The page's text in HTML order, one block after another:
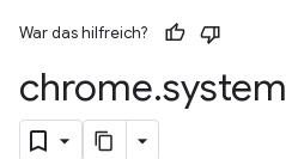
War das hilfreich?
chrome.system